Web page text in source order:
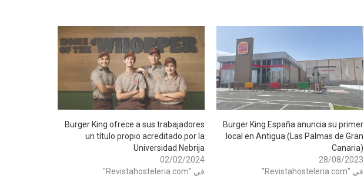
Burger King España anuncia su primer
local en Antigua (Las Palmas de Gran
Canaria)
28/08/2023
في "Revistahosteleria.com"
Burger King ofrece a sus trabajadores
un título propio acreditado por la
Universidad Nebrija
02/02/2024
في "Revistahosteleria.com"